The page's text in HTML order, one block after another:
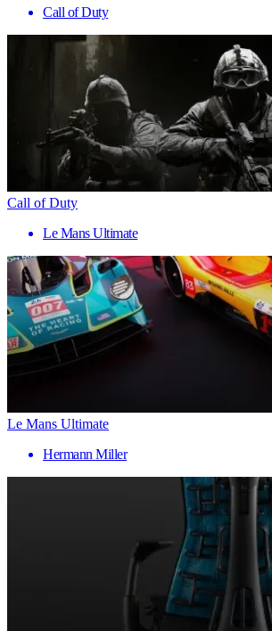
Call of Duty
Call of Duty
Le Mans Ultimate
Le Mans Ultimate
Hermann Miller